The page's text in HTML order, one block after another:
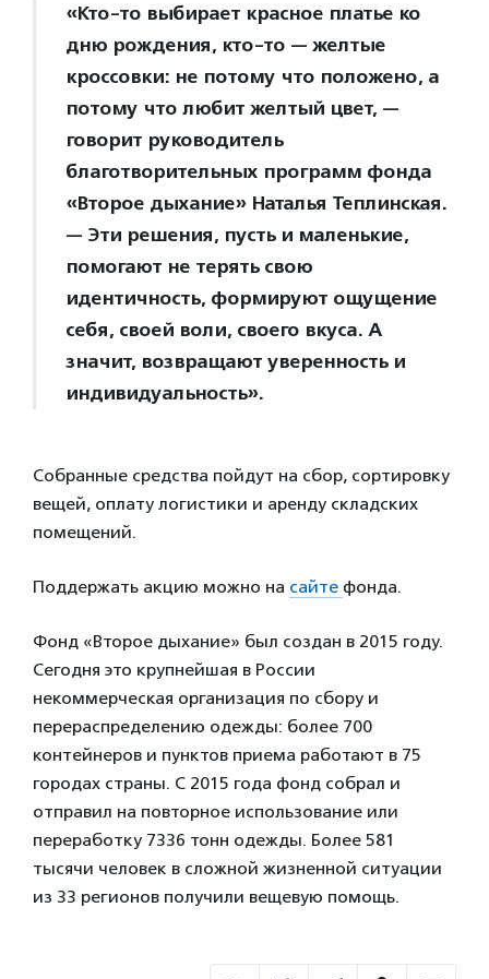
«Кто-то выбирает красное платье ко
дню рождения, кто-то — желтые
кроссовки: не потому что положено, а
потому что любит желтый цвет, —
говорит руководитель
благотворительных программ фонда
«Второе дыхание» Наталья Теплинская.
— Эти решения, пусть и маленькие,
помогают не терять свою
идентичность, формируют ощущение
себя, своей воли, своего вкуса. А
значит, возвращают уверенность и
индивидуальность».
Собранные средства пойдут на сбор, сортировку
вещей, оплату логистики и аренду складских
помещений.
Поддержать акцию можно на сайте фонда.
Фонд «Второе дыхание» был создан в 2015 году.
Сегодня это крупнейшая в России
некоммерческая организация по сбору и
перераспределению одежды: более 700
контейнеров и пунктов приема работают в 75
городах страны. С 2015 года фонд собрал и
отправил на повторное использование или
переработку 7336 тонн одежды. Более 581
тысячи человек в сложной жизненной ситуации
из 33 регионов получили вещевую помощь.